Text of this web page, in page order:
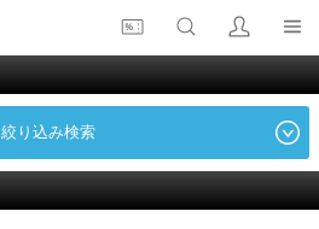
絞り込み検索